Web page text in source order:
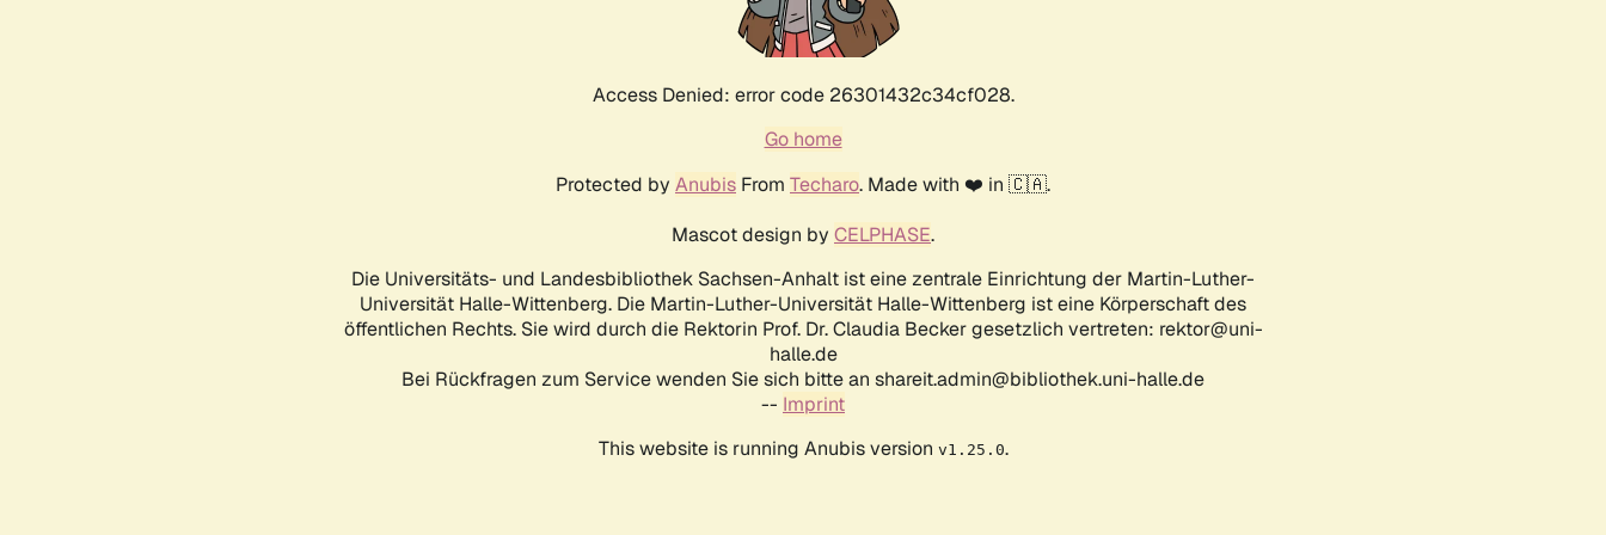
Access Denied: error code 26301432c34cf028.
Go home
Protected by Anubis From Techaro. Made with ❤️ in 🇨🇦.
Mascot design by CELPHASE.
Die Universitäts- und Landesbibliothek Sachsen-Anhalt ist eine zentrale Einrichtung der Martin-Luther-
Universität Halle-Wittenberg. Die Martin-Luther-Universität Halle-Wittenberg ist eine Körperschaft des
öffentlichen Rechts. Sie wird durch die Rektorin Prof. Dr. Claudia Becker gesetzlich vertreten: rektor@uni-
halle.de
Bei Rückfragen zum Service wenden Sie sich bitte an shareit.admin@bibliothek.uni-halle.de
-- Imprint
This website is running Anubis version v1.25.0.